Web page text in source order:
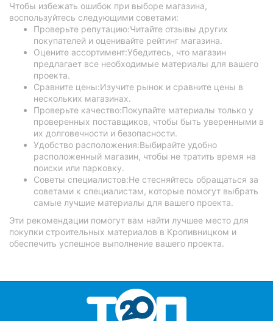
Чтобы избежать ошибок при выборе магазина,
воспользуйтесь следующими советами:
Проверьте репутацию:Читайте отзывы других
покупателей и оценивайте рейтинг магазина.
Оцените ассортимент:Убедитесь, что магазин
предлагает все необходимые материалы для вашего
проекта.
Сравните цены:Изучите рынок и сравните цены в
нескольких магазинах.
Проверьте качество:Покупайте материалы только у
проверенных поставщиков, чтобы быть уверенными в
их долговечности и безопасности.
Удобство расположения:Выбирайте удобно
расположенный магазин, чтобы не тратить время на
поиски или парковку.
Советы специалистов:Не стесняйтесь обращаться за
советами к специалистам, которые помогут выбрать
самые лучшие материалы для вашего проекта.
Эти рекомендации помогут вам найти лучшее место для
покупки строительных материалов в Кропивницком и
обеспечить успешное выполнение вашего проекта.